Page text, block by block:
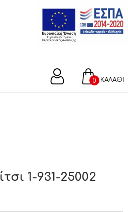
ΚΑΛΑΘΙ
0
1-931-25002